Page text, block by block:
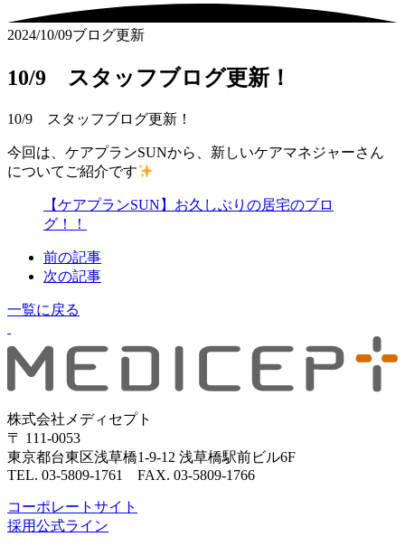
2024/10/09ブログ更新
10/9 スタッフブログ更新！
10/9 スタッフブログ更新！
今回は、ケアプランSUNから、新しいケアマネジャーさん
についてご紹介です
【ケアプランSUN】お久しぶりの居宅のブロ
グ！！
前の記事
次の記事
一覧に戻る
株式会社メディセプト
〒 111-0053
東京都台東区浅草橋1-9-12 浅草橋駅前ビル6F
TEL. 03-5809-1761 FAX. 03-5809-1766
コーポレートサイト
採用公式ライン